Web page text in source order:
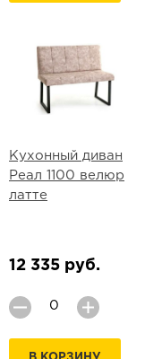
Кухонный диван
Реал 1100 велюр
латте
12 335 руб.